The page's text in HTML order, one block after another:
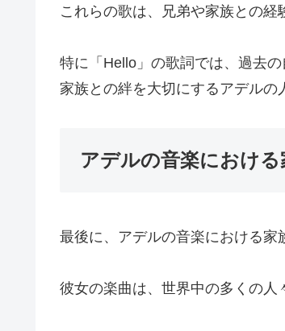
これらの歌は、兄弟や家族との経
特に「Hello」の歌詞では、過去
家族との絆を大切にするアデルの
アデルの音楽における
最後に、アデルの音楽における家
彼女の楽曲は、世界中の多くの人